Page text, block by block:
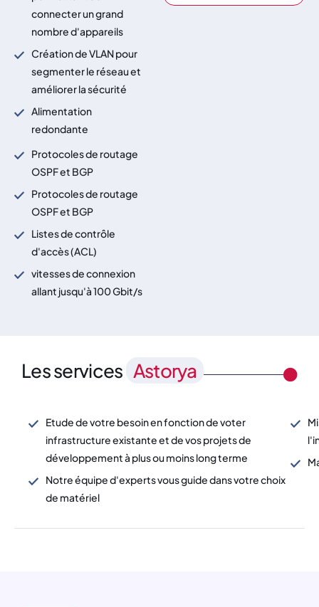
connecter un grand
nombre d'appareils
Création de VLAN pour
segmenter le réseau et
améliorer la sécurité
Alimentation
redondante
Protocoles de routage
OSPF et BGP
Protocoles de routage
OSPF et BGP
Listes de contrôle
d'accès (ACL)
vitesses de connexion
allant jusqu'à 100 Gbit/s
Les services Astorya
Etude de votre besoin en fonction de voter
infrastructure existante et de vos projets de
développement à plus ou moins long terme
Notre équipe d'experts vous guide dans votre choix
de matériel